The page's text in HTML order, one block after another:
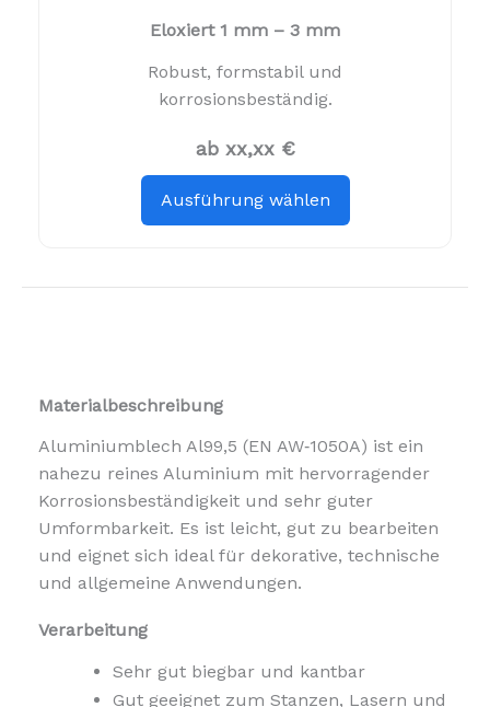
Eloxiert 1 mm – 3 mm
Robust, formstabil und
korrosionsbeständig.
ab xx,xx €
Ausführung wählen
Materialbeschreibung
Aluminiumblech Al99,5 (EN AW‑1050A) ist ein
nahezu reines Aluminium mit hervorragender
Korrosionsbeständigkeit und sehr guter
Umformbarkeit. Es ist leicht, gut zu bearbeiten
und eignet sich ideal für dekorative, technische
und allgemeine Anwendungen.
Verarbeitung
Sehr gut biegbar und kantbar
Gut geeignet zum Stanzen, Lasern und